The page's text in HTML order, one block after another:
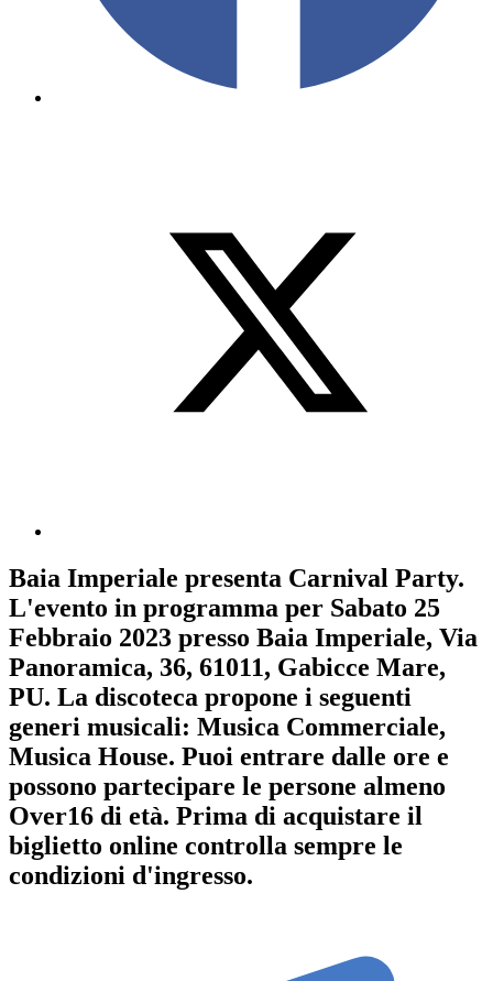
Baia Imperiale presenta Carnival Party.
L'evento in programma per Sabato 25
Febbraio 2023 presso Baia Imperiale, Via
Panoramica, 36, 61011, Gabicce Mare,
PU. La discoteca propone i seguenti
generi musicali: Musica Commerciale,
Musica House. Puoi entrare dalle ore e
possono partecipare le persone almeno
Over16 di età. Prima di acquistare il
biglietto online controlla sempre le
condizioni d'ingresso.